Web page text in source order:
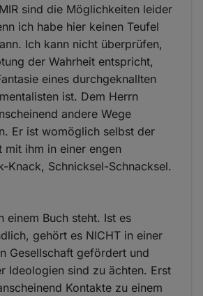
sind die Möglichkeiten leider
ich habe hier keinen Teufel
Ich kann nicht überprüfen,
der Wahrheit entspricht,
eines durchgeknallten
ist. Dem Herrn
andere Wege
Er ist womöglich selbst der
mit ihm in einer engen
Knack, Schnicksel-Schnacksel.
einem Buch steht. Ist es
gehört es NICHT in einer
Gesellschaft gefördert und
Ideologien sind zu ächten. Erst
Kontakte zu einem